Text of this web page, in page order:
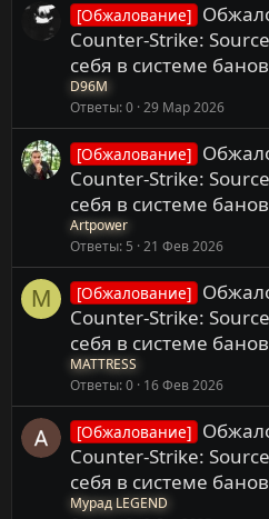
[Обжалование]
Counter-Strike:
себя в системе банов
D96M
Ответы 0 29 Мар 2026
[Обжалование]
Counter-Strike:
себя в системе банов
Artpower
Ответы 5 21 Фев 2026
M [Обжалование]
Counter-Strike:
себя в системе банов
MATTRESS
Ответы 0 16 Фев 2026
[Обжалование]
Counter-Strike:
себя в системе банов
Мурад LEGEND